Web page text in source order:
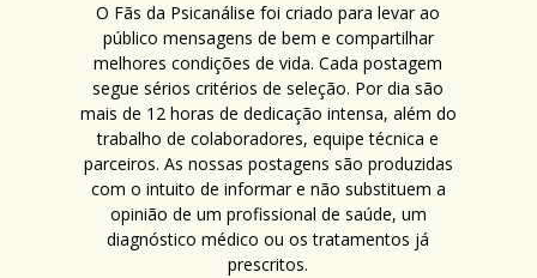
O Fãs da Psicanálise foi criado para levar ao
público mensagens de bem e compartilhar
melhores condições de vida. Cada postagem
segue sérios critérios de seleção. Por dia são
mais de 12 horas de dedicação intensa, além do
trabalho de colaboradores, equipe técnica e
parceiros. As nossas postagens são produzidas
com o intuito de informar e não substituem a
opinião de um profissional de saúde, um
diagnóstico médico ou os tratamentos já
prescritos.